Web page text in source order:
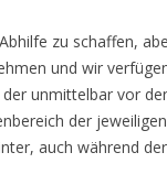
zu schaffen,
und wir
unmittelbar vor
der
auch während